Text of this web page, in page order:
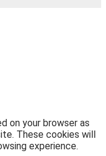
on your browser as
These cookies will
experience.